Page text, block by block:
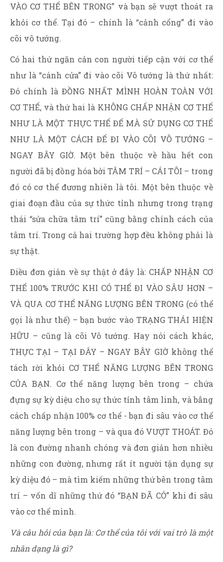
VÀO CƠ THỂ BÊN TRONG” và bạn sẽ vượt thoát ra
khỏi cơ thể. Tại đó – chính là “cảnh cổng” đi vào
cõi vô tướng.
Có hai thứ ngăn cản con người tiếp cận với cơ thể
như là “cánh cửa” đi vào cõi Vô tướng là thứ nhất:
Đó chính là ĐỒNG NHẤT MÌNH HOÀN TOÀN VỚI
CƠ THỂ, và thứ hai là KHÔNG CHẤP NHẬN CƠ THỂ
NHƯ LÀ MỘT THỰC THỂ ĐỂ MÀ SỬ DỤNG CƠ THỂ
NHƯ LÀ MỘT CÁCH ĐỂ ĐI VÀO CÕI VÔ TƯỚNG –
NGAY BÂY GIỜ. Một bên thuộc về hầu hết con
người đã bị đồng hóa bởi TÂM TRÍ – CÁI TÔI – trong
đó có cơ thể đương nhiên là tôi. Một bên thuộc về
giai đoạn đầu của sự thức tỉnh nhưng trong trạng
thái “sửa chữa tâm trí” cũng bằng chính cách của
tâm trí. Trong cả hai trường hợp đều không phải là
sự thật.
Điều đơn giản về sự thật ở đây là: CHẤP NHẬN CƠ
THỂ 100% TRƯỚC KHI CÓ THỂ ĐI VÀO SÂU HƠN –
VÀ QUA CƠ THỂ NĂNG LƯỢNG BÊN TRONG (có thể
gọi là như thế) – bạn bước vào TRẠNG THÁI HIỆN
HỮU – cũng là cõi Vô tướng. Hay nói cách khác,
THỰC TẠI – TẠI ĐÂY – NGAY BÂY GIỜ không thể
tách rời khỏi CƠ THỂ NĂNG LƯỢNG BÊN TRONG
CỦA BẠN. Cơ thể năng lượng bên trong – chứa
đựng sự kỳ diệu cho sự thức tỉnh tâm linh, và bắng
cách chấp nhận 100% cơ thể - bạn đi sâu vào cơ thể
năng lượng bên trong – và qua đó VƯỢT THOÁT. Đó
là con đường nhanh chóng và đơn giản hơn nhiều
những con đường, nhưng rất ít người tận dụng sự
kỳ diệu đó – mà tìm kiếm những thứ bên trong tâm
trí – vốn dĩ những thứ đó “BẠN ĐÃ CÓ” khi đi sâu
vào cơ thể mình.
Và câu hỏi của bạn là: Cơ thể của tôi với vai trò là một
nhân dạng là gì?